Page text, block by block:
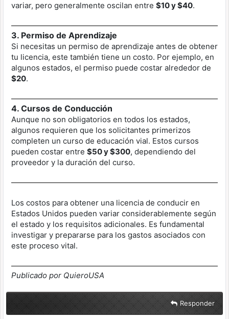
variar, pero generalmente oscilan entre $10 y $40.
3. Permiso de Aprendizaje
Si necesitas un permiso de aprendizaje antes de obtener
tu licencia, este también tiene un costo. Por ejemplo, en
algunos estados, el permiso puede costar alrededor de
$20.
4. Cursos de Conducción
Aunque no son obligatorios en todos los estados,
algunos requieren que los solicitantes primerizos
completen un curso de educación vial. Estos cursos
pueden costar entre $50 y $300, dependiendo del
proveedor y la duración del curso.
Los costos para obtener una licencia de conducir en
Estados Unidos pueden variar considerablemente según
el estado y los requisitos adicionales. Es fundamental
investigar y prepararse para los gastos asociados con
este proceso vital.
Publicado por QuieroUSA
Responder